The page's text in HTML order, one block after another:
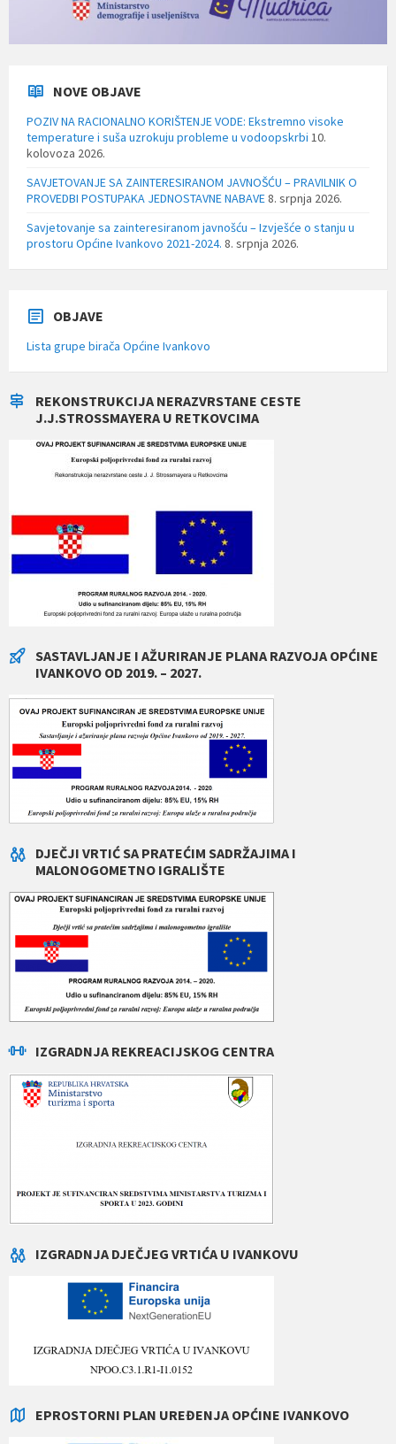
NOVE OBJAVE
POZIV NA RACIONALNO KORIŠTENJE VODE: Ekstremno visoke
temperature i suša uzrokuju probleme u vodoopskrbi 10.
kolovoza 2026.
SAVJETOVANJE SA ZAINTERESIRANOM JAVNOŠĆU – PRAVILNIK O
PROVEDBI POSTUPAKA JEDNOSTAVNE NABAVE8. srpnja 2026.
Savjetovanje sa zainteresiranom javnošću – Izvješće o stanju u
prostoru Općine Ivankovo 2021-2024. 8. srpnja 2026.
OBJAVE
Lista grupe birača Općine Ivankovo
REKONSTRUKCIJA NERAZVRSTANE CESTE
J.J.STROSSMAYERA U RETKOVCIMA
SASTAVLJANJE I AŽURIRANJE PLANA RAZVOJA OPĆINE
IVANKOVO OD 2019. – 2027.
DJEČJI VRTIĆ SA PRATEĆIM SADRŽAJIMA I
MALONOGOMETNO IGRALIŠTE
IZGRADNJA REKREACIJSKOG CENTRA
IZGRADNJA DJEČJEG VRTIĆA U IVANKOVU
EPROSTORNI PLAN UREĐENJA OPĆINE IVANKOVO